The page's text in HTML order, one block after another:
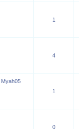
1
4
Myah05
1
0